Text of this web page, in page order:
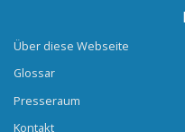
Über diese Webseite
Glossar
Presseraum
Kontakt